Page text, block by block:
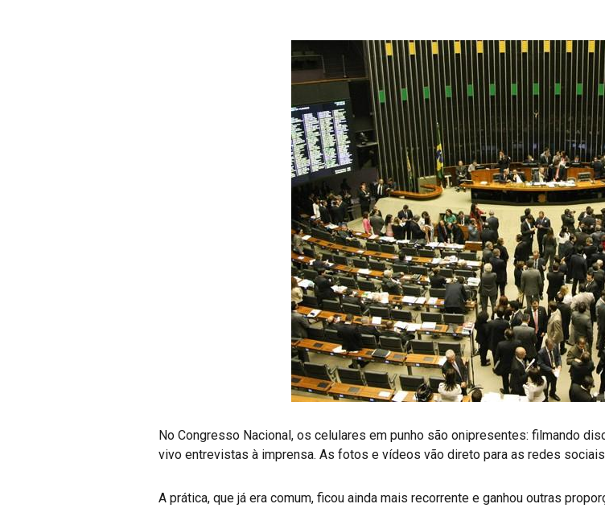
No Congresso Nacional, os celulares em punho são onipresentes: filmando
vivo entrevistas à imprensa. As fotos e vídeos vão direto para as redes
A prática, que já era comum, ficou ainda mais recorrente e ganhou outras